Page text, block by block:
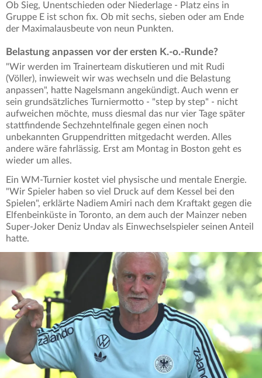
Ob Sieg, Unentschieden oder Niederlage - Platz eins in
Gruppe E ist schon fix. Ob mit sechs, sieben oder am Ende
der Maximalausbeute von neun Punkten.
Belastung anpassen vor der ersten K.-o.-Runde?
"Wir werden im Trainerteam diskutieren und mit Rudi
(Völler), inwieweit wir was wechseln und die Belastung
anpassen", hatte Nagelsmann angekündigt. Auch wenn er
sein grundsätzliches Turniermotto - "step by step" - nicht
aufweichen möchte, muss diesmal das nur vier Tage später
stattfindende Sechzehntelfinale gegen einen noch
unbekannten Gruppendritten mitgedacht werden. Alles
andere wäre fahrlässig. Erst am Montag in Boston geht es
wieder um alles.
Ein WM-Turnier kostet viel physische und mentale Energie.
"Wir Spieler haben so viel Druck auf dem Kessel bei den
Spielen", erklärte Nadiem Amiri nach dem Kraftakt gegen die
Elfenbeinküste in Toronto, an dem auch der Mainzer neben
Super-Joker Deniz Undav als Einwechselspieler seinen Anteil
hatte.